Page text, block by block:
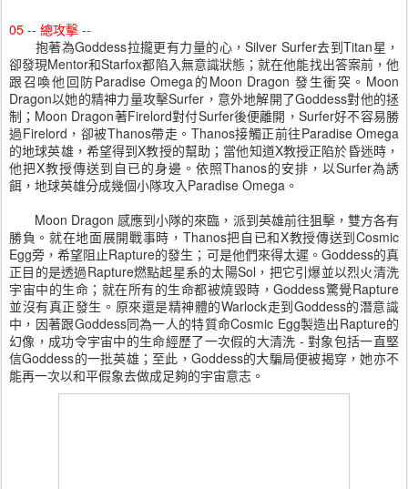
05 -- 總攻擊 --
抱著為Goddess拉攏更有力量的心，Silver Surfer去到Titan星，
卻發現Mentor和Starfox都陷入無意識狀態；就在他能找出答案前，他
跟召喚他回防Paradise Omega的Moon Dragon 發生衝突。Moon
Dragon以她的精神力量攻擊Surfer，意外地解開了Goddess對他的拯
制；Moon Dragon著Firelord對付Surfer後便離開，Surfer好不容易勝
過Firelord，卻被Thanos帶走。Thanos接觸正前往Paradise Omega
的地球英雄，希望得到X教授的幫助；當他知道X教授正陷於昏迷時，
他把X教授傳送到自已的身邊。依照Thanos的安排，以Surfer為誘
餌，地球英雄分成幾個小隊攻入Paradise Omega。
Moon Dragon 感應到小隊的來臨，派到英雄前往狙擊，雙方各有
勝負。就在地面展開戰事時，Thanos把自已和X教授傳送到Cosmic
Egg旁，希望阻止Rapture的發生；可是他們來得太遲。Goddess的真
正目的是透過Rapture燃點起星系的太陽Sol，把它引爆並以烈火清洗
宇宙中的生命；就在所有的生命都被燒毀時，Goddess驚覺Rapture
並沒有真正發生。原來還是精神體的Warlock走到Goddess的潛意識
中，因著跟Goddess同為一人的特質命Cosmic Egg製造出Rapture的
幻像，成功令宇宙中的生命經歷了一次假的大清洗 - 對象包括一直堅
信Goddess的一批英雄；至此，Goddess的大騙局便被揭穿，她亦不
能再一次以和平假象去做成足夠的宇宙意志。